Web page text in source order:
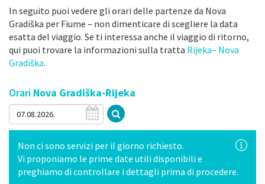
In seguito puoi vedere gli orari delle partenze da Nova
Gradiška per Fiume – non dimenticare di scegliere la data
esatta del viaggio. Se ti interessa anche il viaggio di ritorno,
qui puoi trovare la informazioni sulla tratta Rijeka– Nova
Gradiška.
Orari Nova Gradiška-Rijeka
Non ci sono servizi per il giorno richiesto.
Vi proponiamo le prime date utili disponibili e
preghiamo di controllare i dettagli prima di procedere.